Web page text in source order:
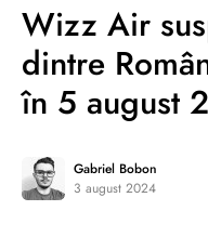
Wizz Air
dintre
în 5 august
Gabriel Bobon
3 august 2024